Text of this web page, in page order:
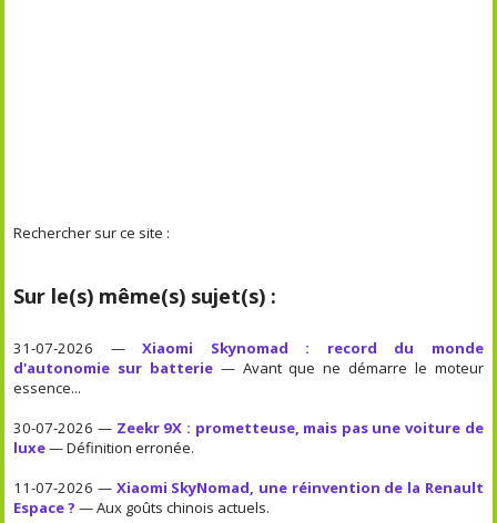
Rechercher sur ce site :
Sur le(s) même(s) sujet(s) :
31-07-2026 —Xiaomi Skynomad : record du monde
d'autonomie sur batterie — Avant que ne démarre le moteur
essence...
30-07-2026 — Zeekr 9X : prometteuse, mais pas une voiture de
luxe— Définition erronée.
11-07-2026 — Xiaomi SkyNomad, une réinvention de la Renault
Espace ? — Aux goûts chinois actuels.